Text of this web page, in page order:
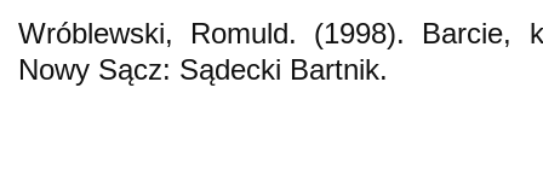
Wróblewski, Romuld. (1998). Barcie,
Nowy Sącz: Sądecki Bartnik.